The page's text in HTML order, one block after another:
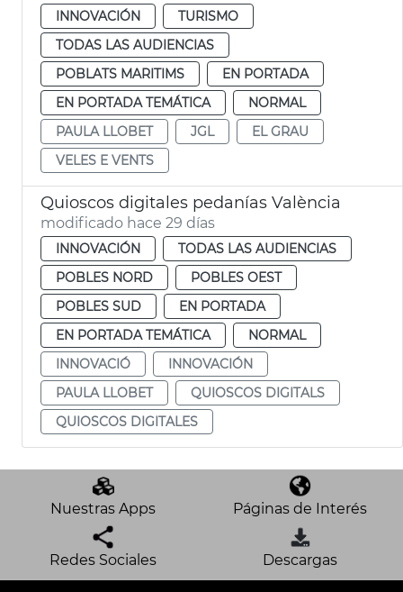
INNOVACIÓN
TURISMO
TODAS LAS AUDIENCIAS
POBLATS MARITIMS
EN PORTADA
EN PORTADA TEMÁTICA
NORMAL
PAULA LLOBET
JGL
EL GRAU
VELES E VENTS
Quioscos digitales pedanías València
modificado hace 29 días
INNOVACIÓN
TODAS LAS AUDIENCIAS
POBLES NORD
POBLES OEST
POBLES SUD
EN PORTADA
EN PORTADA TEMÁTICA
NORMAL
INNOVACIÓ
INNOVACIÓN
PAULA LLOBET
QUIOSCOS DIGITALS
QUIOSCOS DIGITALES
Nuestras Apps Páginas de Interés
Redes Sociales Descargas